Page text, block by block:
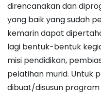
direncanakan dan
yang baik yang sudah
kemarin dapat
lagi bentuk-bentuk
misi pendidikan,
pelatihan murid. Untuk
dibuat/disusun